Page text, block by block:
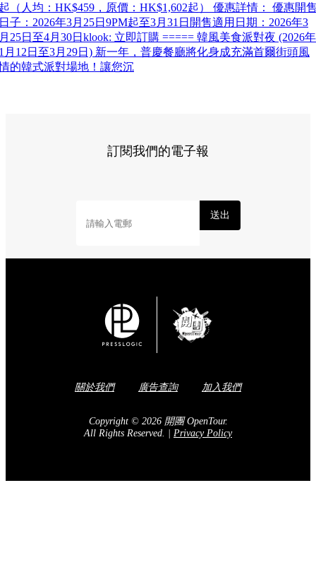
（人均：HK$459，原價：HK$1,602起） 優惠詳情： 優惠開
子：2026年3月25日9PM起至3月31日開售適用日期：2026年3
25日至4月30日klook: 立即訂購 ===== 韓風美食派對夜 (2026年
月12日至3月29日) 新一年，普慶餐廳將化身成充滿首爾街頭風
的韓式派對場地！讓您沉
訂閱我們的電子報
送出
關於我們 廣告查詢 加入我們
Copyright © 2026 開團 OpenTour.
All Rights Reserved.
Privacy Policy